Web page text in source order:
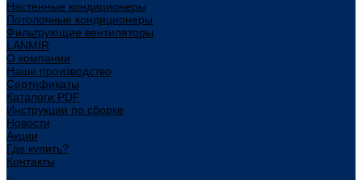
Настенные кондиционеры
Потолочные кондиционеры
Фильтрующие вентиляторы
LANMIR
О компании
Наше производство
Сертификаты
Каталоги PDF
Инструкции по сборке
Новости
Акции
Где купить?
Контакты